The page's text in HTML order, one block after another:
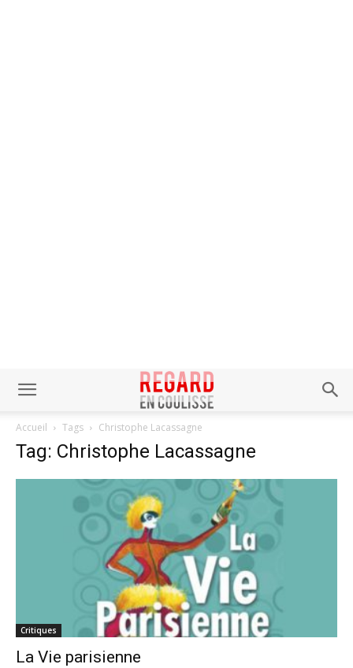
Accueil Tags Christophe Lacassagne
Tag: Christophe Lacassagne
Critiques
La Vie parisienne